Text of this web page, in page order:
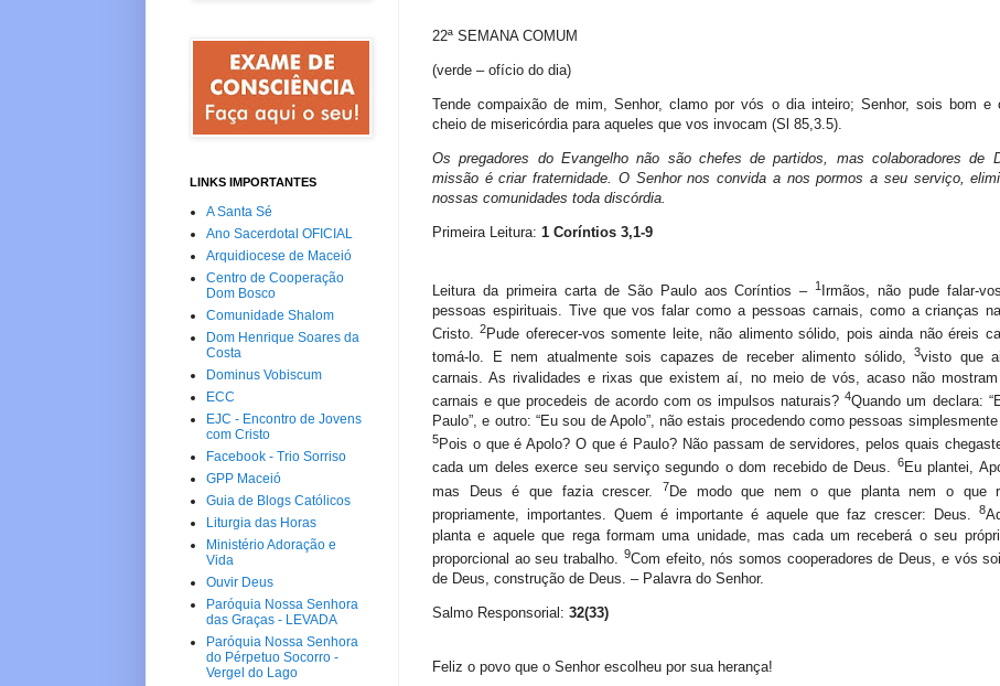
22ª SEMANA COMUM
(verde – ofício do dia)
Tende compaixão de mim, Senhor, clamo por vós o dia inteiro; Senhor, sois bom e
cheio de misericórdia para aqueles que vos invocam (Sl 85,3.5).
Os pregadores do Evangelho não são chefes de partidos, mascolaboradores de
missão écriar fraternidade. O Senhor nos convida a nos pormos a seu serviço,
nossas comunidades toda discórdia.
Primeira Leitura: 1 Coríntios 3,1-9
Leitura da primeira carta de São Paulo aos Coríntios –1 Irmãos, não pude falar-
pessoas espirituais. Tive que vos falar como a pessoas carnais, como a crianças
Cristo.2Pude oferecer-vos somente leite, não alimento sólido, pois ainda não éreis
tomá-lo. E nem atualmente sois capazes de receber alimento sólido,3visto que
carnais. As rivalidades e rixas que existem aí, no meio de vós, acaso não
carnais e que procedeis de acordo com os impulsos naturais?4Quando um declara:
Paulo”, e outro: “Eu sou de Apolo”, não estais procedendo como pessoas
5Pois o que é Apolo? O que é Paulo? Não passam de servidores, pelos quais
cada um deles exerce seu serviço segundo o dom recebido de Deus. 6Eu plantei,
mas Deus é que fazia crescer.
7De modo que nem o que planta nem o que
propriamente, importantes. Quem é importante é aquele que faz crescer: Deus.
8
planta e aquele que rega formam uma unidade, mas cada um receberá o seu
proporcional ao seu trabalho. 9Com efeito, nós somos cooperadores de Deus, e vós
de Deus, construção de Deus. – Palavra do Senhor.
Salmo Responsorial: 32(33)
Feliz o povo que o Senhor escolheu por sua herança!
LINKS IMPORTANTES
A Santa Sé
Ano Sacerdotal OFICIAL
Arquidiocese de Maceió
Centro de Cooperação
Dom Bosco
Comunidade Shalom
Dom Henrique Soares da
Costa
Dominus Vobiscum
ECC
EJC - Encontro de Jovens
com Cristo
Facebook - Trio Sorriso
GPP Maceió
Guia de Blogs Católicos
Liturgia das Horas
Ministério Adoração e
Vida
Ouvir Deus
Paróquia Nossa Senhora
das Graças - LEVADA
Paróquia Nossa Senhora
do Pérpetuo Socorro -
Vergel do Lago